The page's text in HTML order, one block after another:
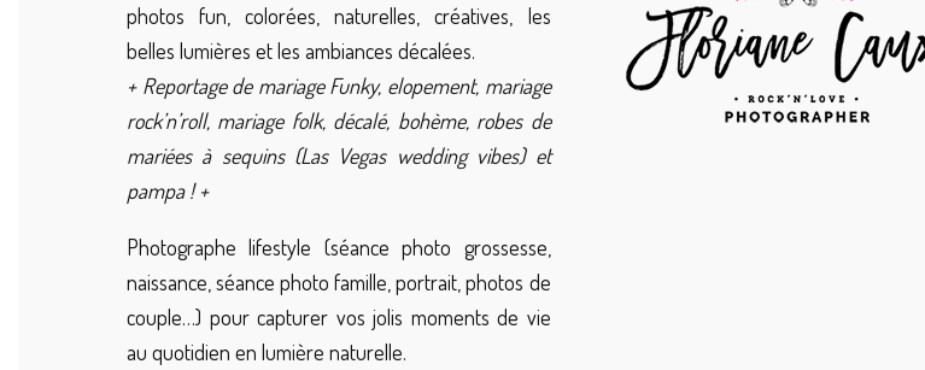
photos fun, colorées, naturelles, créatives, les
belles lumières et les ambiances décalées.
+ Reportage de mariage Funky, elopement, mariage
rock’n’roll, mariage folk, décalé, bohème, robes de
mariées à sequins (Las Vegas wedding vibes) et
pampa ! +
Photographe lifestyle (séance photo grossesse,
naissance, séance photo famille, portrait, photos de
couple…) pour capturer vos jolis moments de vie
au quotidien en lumière naturelle.